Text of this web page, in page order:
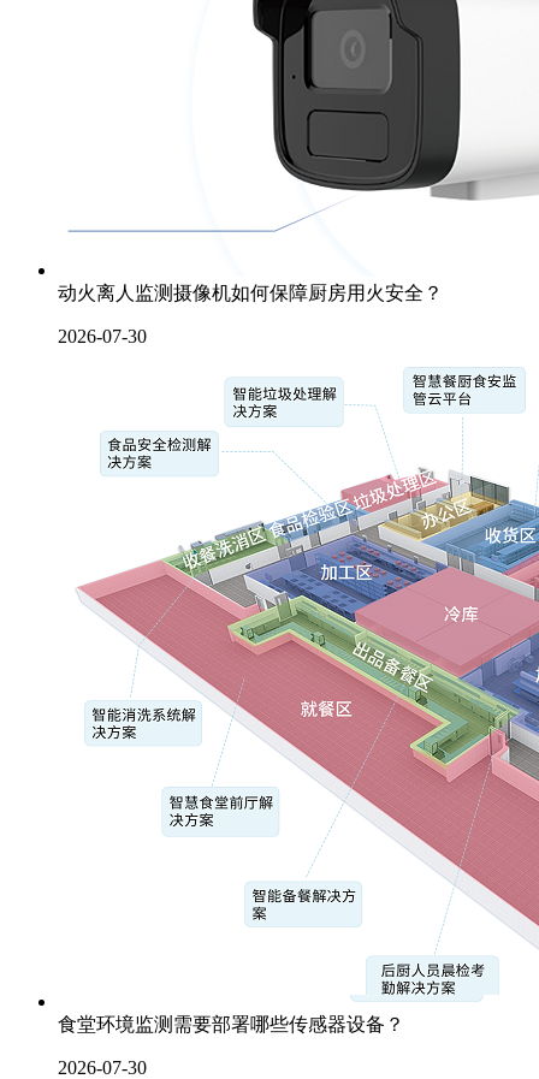
动火离人监测摄像机如何保障厨房用火安全？
2026-07-30
食堂环境监测需要部署哪些传感器设备？
2026-07-30